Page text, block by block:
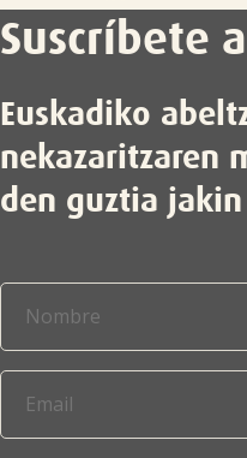
Suscríbete
Euskadiko
nekazaritzaren
den guztia jakin